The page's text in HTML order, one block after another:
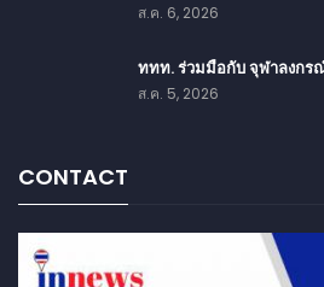
ส.ค. 6, 2026
ททท. ร่วมมือกับ จุฬาลงก
ส.ค. 5, 2026
CONTACT